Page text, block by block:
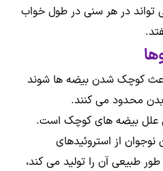
تواند در هر سنی در طول خواب
کوچک شدن بیضه ها شوند
بدن محدود می کنند.
علل بیضه های کوچک است.
نوجوان از استروئیدهای
طبیعی آن را تولید می کند،